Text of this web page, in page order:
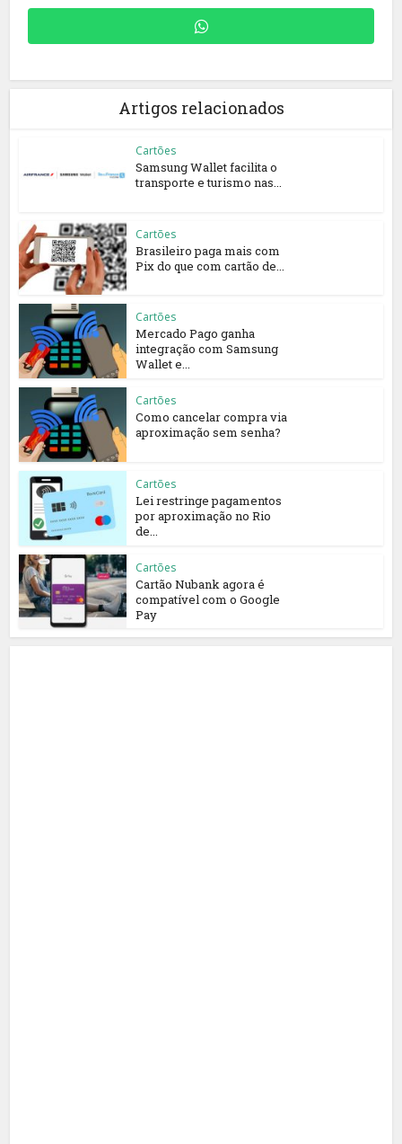
Artigos relacionados
Cartões
Samsung Wallet facilita o
transporte e turismo nas...
Cartões
Brasileiro paga mais com
Pix do que com cartão de...
Cartões
Mercado Pago ganha
integração com Samsung
Wallet e...
Cartões
Como cancelar compra via
aproximação sem senha?
Cartões
Lei restringe pagamentos
por aproximação no Rio
de...
Cartões
Cartão Nubank agora é
compatível com o Google
Pay